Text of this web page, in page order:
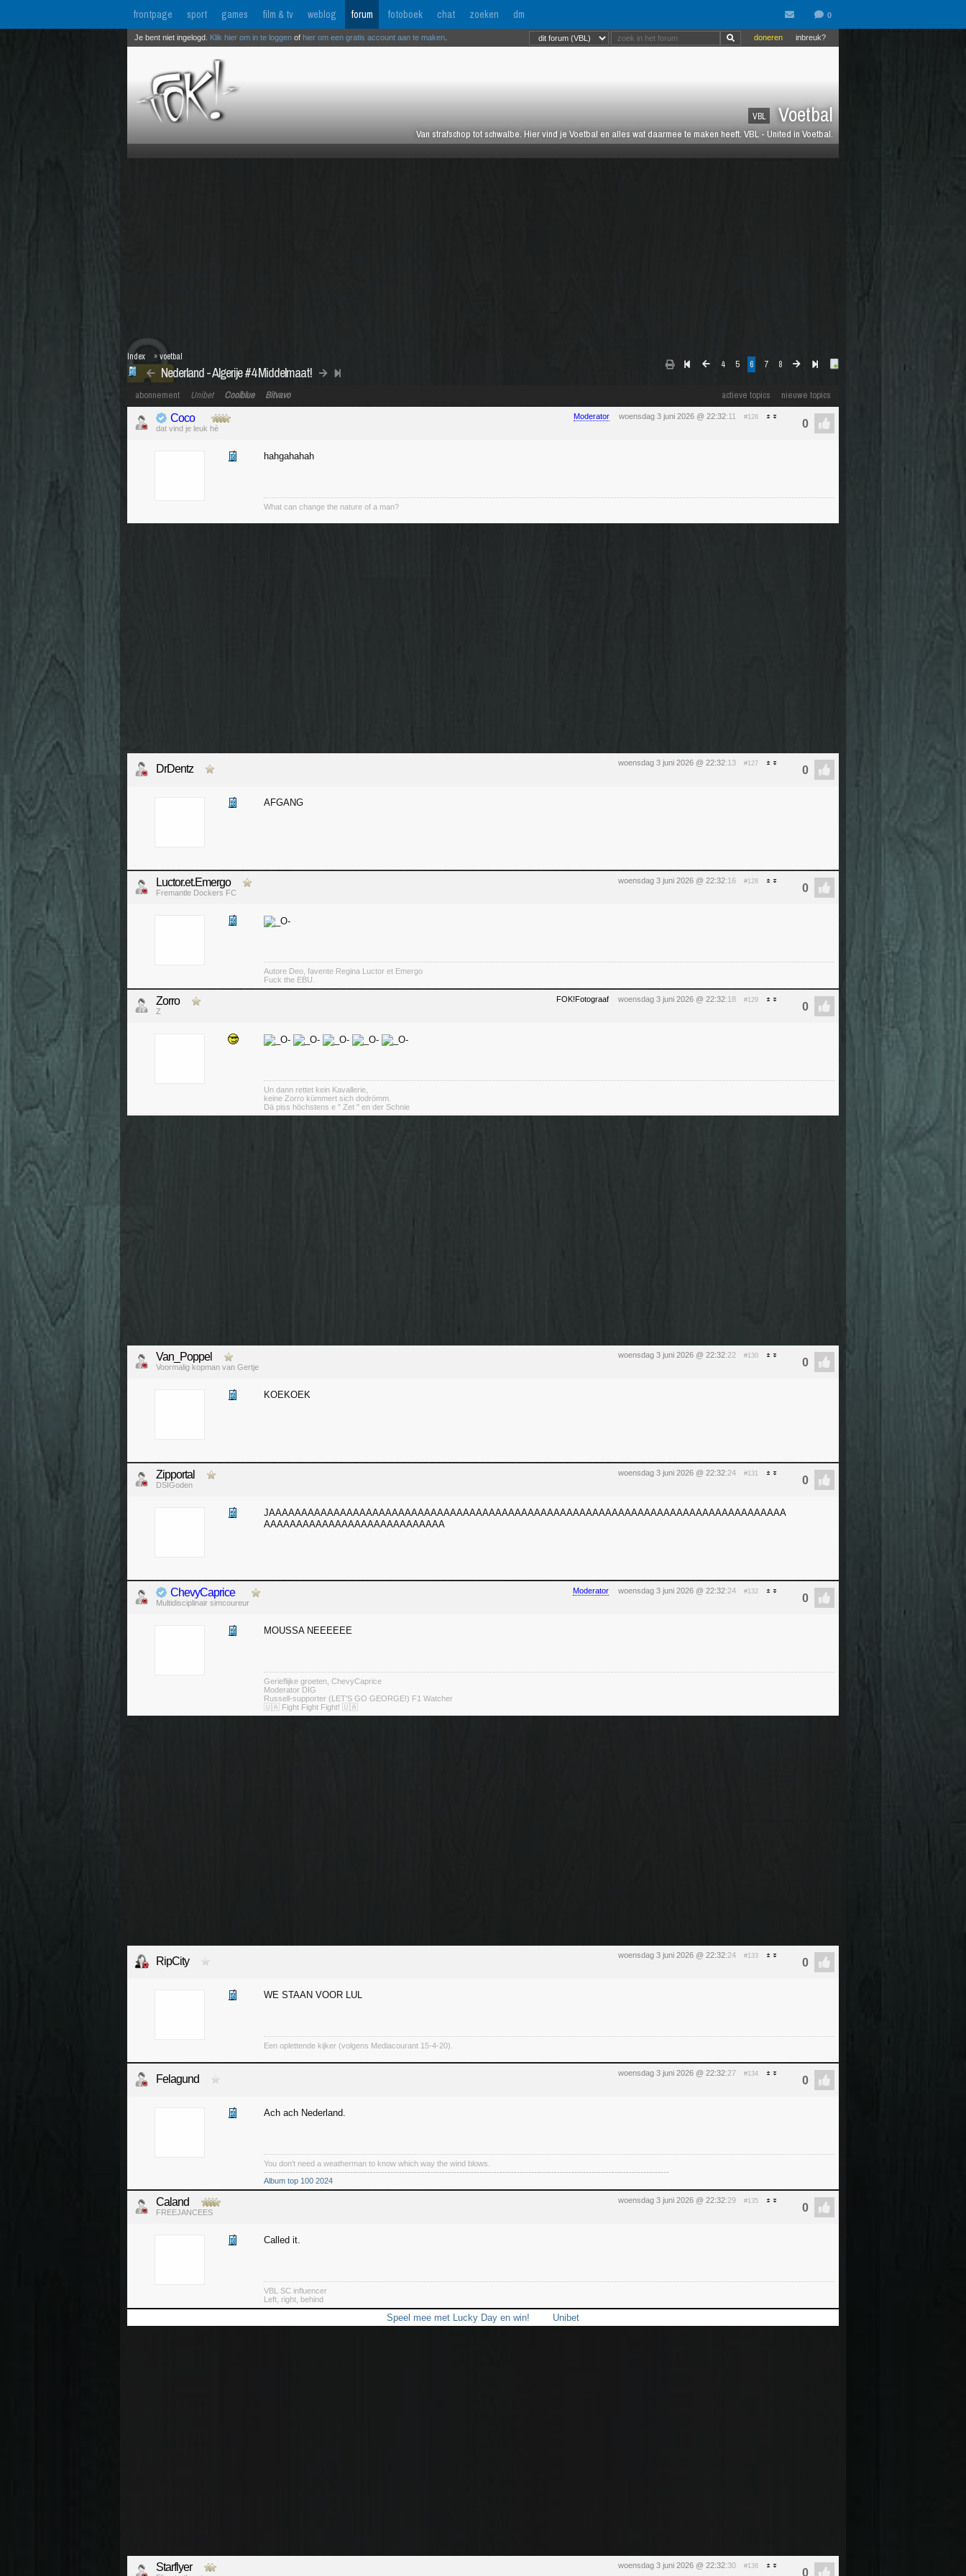
frontpage sport games film & tv weblog forum fotoboek chat zoeken dm
VBL Voetbal
Van strafschop tot schwalbe. Hier vind je Voetbal en alles wat daarmee te maken heeft. VBL - United in Voetbal.
inbreuk?
doneren
Je bent niet ingelogd. Klik hier om in te loggen of hier om een gratis account aan te maken
4 5 6 7 8
Nederland - Algerije #4 Middelmaat!
Index »voetbal
actieve topics nieuwe topics
abonnement Unibet Coolblue Bitvavo
Moderator woensdag 3 juni 2026 @ 22:32:11 #126
Coco
dat vind je leuk hè
hahgahahah
What can change the nature of a man?
woensdag 3 juni 2026 @ 22:32:13 #127
DrDentz
AFGANG
woensdag 3 juni 2026 @ 22:32:16 #128
Luctor.et.Emergo
Fremantle Dockers FC
Autore Deo, favente Regina Luctor et Emergo
Fuck the EBU.
FOK!Fotograaf woensdag 3 juni 2026 @ 22:32:18 #129
Zorro
Z
Un dann rettet kein Kavallerie,
keine Zorro kümmert sich dodrömm.
Dä piss höchstens e " Zet " en der Schnie
woensdag 3 juni 2026 @ 22:32:22 #130
Van_Poppel
Voormalig kopman van Gertje
KOEKOEK
woensdag 3 juni 2026 @ 22:32:24 #131
Zipportal
DSIGoden
JAAAAAAAAAAAAAAAAAAAAAAAAAAAAAAAAAAAAAAAAAAAAAAAAAAAAAAAAAAAAAAAAAAAAAAAAAAAAAAAA
AAAAAAAAAAAAAAAAAAAAAAAAAAAA
Moderator woensdag 3 juni 2026 @ 22:32:24 #132
ChevyCaprice
Multidisciplinair simcoureur
MOUSSA NEEEEEE
Gerieflijke groeten, ChevyCaprice
Moderator DIG
Russell-supporter (LET'S GO GEORGE!) F1 Watcher
🇺🇦 Fight Fight Fight! 🇺🇦
woensdag 3 juni 2026 @ 22:32:24 #133
RipCity
WE STAAN VOOR LUL
Een oplettende kijker (volgens Mediacourant 15-4-20).
woensdag 3 juni 2026 @ 22:32:27 #134
Felagund
Ach ach Nederland.
You don't need a weatherman to know which way the wind blows.
---------------------------------------------------------------------------------------------------------------------------------------------
Album top 100 2024
woensdag 3 juni 2026 @ 22:32:29 #135
Caland
FREEJANCEES
Called it.
VBL SC influencer
Left, right, behind
Speel mee met Lucky Day en win! Unibet
woensdag 3 juni 2026 @ 22:32:30 #136
Starflyer